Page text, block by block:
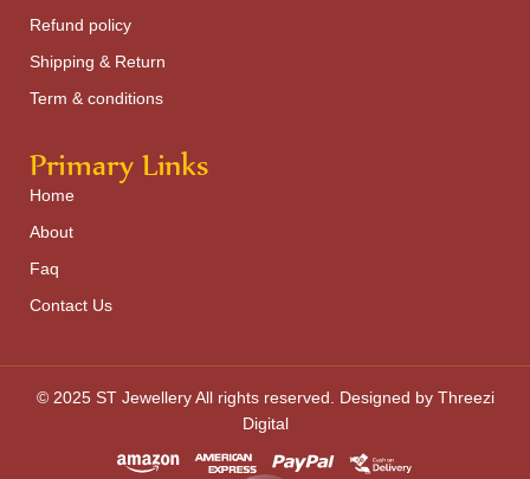
Refund policy
Shipping & Return
Term & conditions
Primary Links
Home
About
Faq
Contact Us
© 2025 ST Jewellery All rights reserved. Designed by Threezi
Digital